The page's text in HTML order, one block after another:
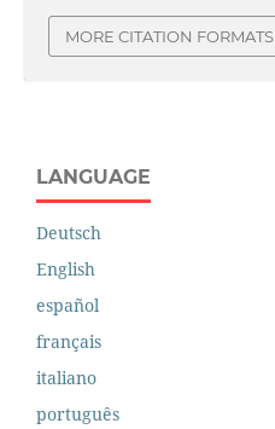
MORE CITATION FORMATS
LANGUAGE
Deutsch
English
español
français
italiano
português